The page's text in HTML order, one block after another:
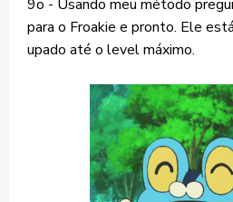
9o - Usando meu método
para o Froakie e pronto. Ele
upado até o level máximo.